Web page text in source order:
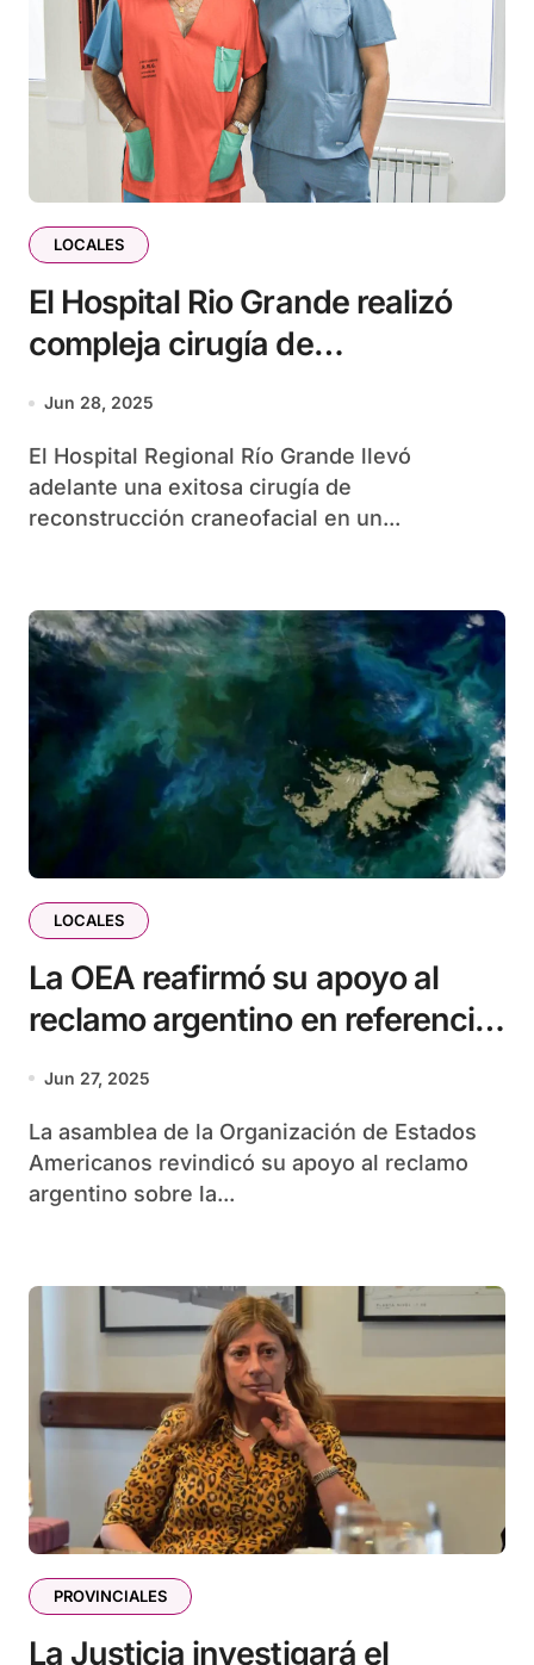
LOCALES
El Hospital Rio Grande realizó
compleja cirugía de
reconstrucción craneofacial de
Jun 28, 2025
El Hospital Regional Río Grande llevó
adelante una exitosa cirugía de
reconstrucción craneofacial en un...
LOCALES
La OEA reafirmó su apoyo al
reclamo argentino en referencia
a la soberanía sobre las Islas
Jun 27, 2025
La asamblea de la Organización de Estados
Americanos revindicó su apoyo al reclamo
argentino sobre la...
PROVINCIALES
La Justicia investigará el